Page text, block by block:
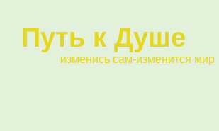
Путь к Душе
изменись сам-изменится мир